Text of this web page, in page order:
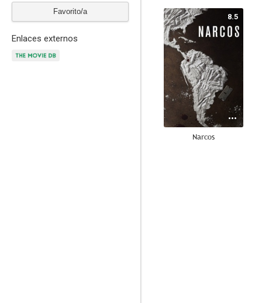
Favorito/a
Enlaces externos
8.5
Narcos